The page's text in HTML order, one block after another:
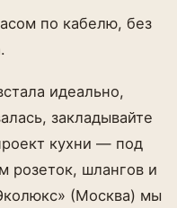
по кабелю, без
идеально,
закладывайте
кухни — под
розеток, шлангов и
(Москва) мы